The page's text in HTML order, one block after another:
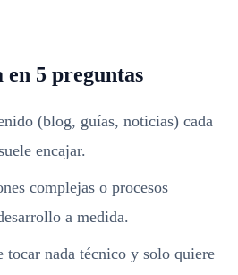
5 preguntas
(blog, guías, noticias) cada
encajar.
complejas o procesos
a medida.
tocar nada técnico y solo quiere